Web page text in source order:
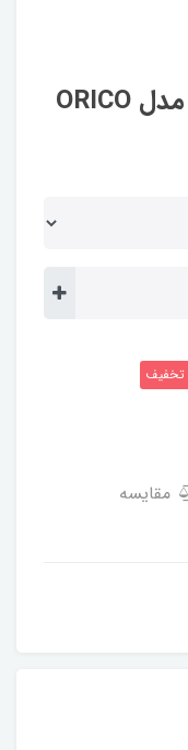
باکس M.2 NVMe 10Gb مدل ORICO
تخفیف
مقایسه